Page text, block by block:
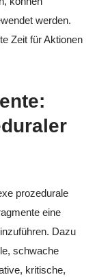
werden.
Zeit für Aktionen
prozedurale
eine
Dazu
schwache
kritische,